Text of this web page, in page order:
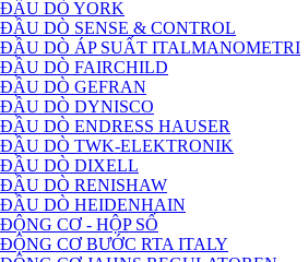
ĐẦU DÒ YORK
ĐẦU DÒ SENSE & CONTROL
ĐẦU DÒ ÁP SUẤT ITALMANOMETRI
ĐẦU DÒ FAIRCHILD
ĐẦU DÒ GEFRAN
ĐẦU DÒ DYNISCO
ĐẦU DÒ ENDRESS HAUSER
ĐẦU DÒ TWK-ELEKTRONIK
ĐẦU DÒ DIXELL
ĐẦU DÒ RENISHAW
ĐẦU DÒ HEIDENHAIN
ĐỘNG CƠ - HỘP SỐ
ĐỘNG CƠ BƯỚC RTA ITALY